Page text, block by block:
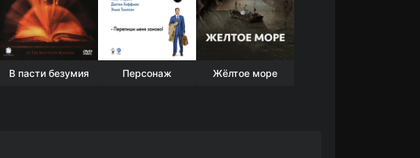
В пасти безумия Персонаж Жёлтое море